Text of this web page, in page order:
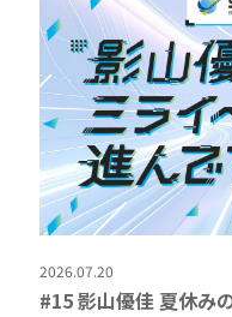
2026.07.20
#15 影山優佳 夏休み